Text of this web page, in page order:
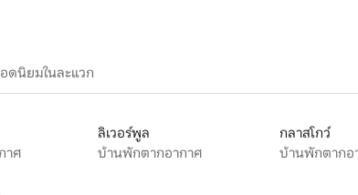
ดนิยมในละแวก
าศ
ลิเวอร์พูล
บ้านพักตากอากาศ
กลาสโกว์
บ้านพักตากอ